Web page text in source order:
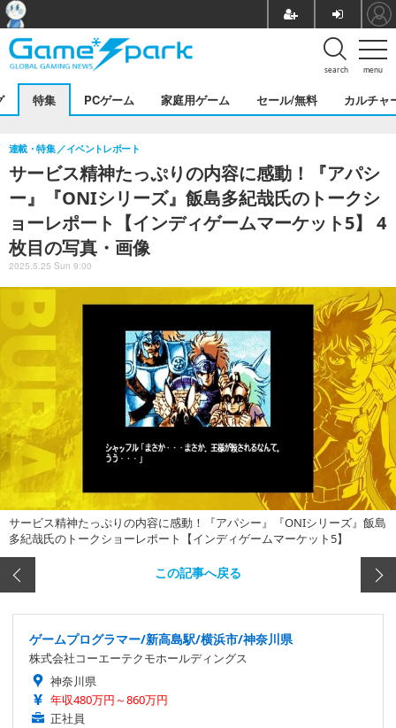
menu
search
特集 PCゲーム 家庭用ゲーム セール/無料 カルチャ
サービス精神たっぷりの内容に感動！『アパシ
ー』『ONIシリーズ』飯島多紀哉氏のトークシ
ョーレポート【インディゲームマーケット5】 4
枚目の写真・画像
連載・特集 イベントレポート
2025.5.25 Sun 9:00
サービス精神たっぷりの内容に感動！『アパシー』『ONIシリーズ』飯島
多紀哉氏のトークショーレポート【インディゲームマーケット5】
この記事へ戻る
ゲームプログラマー/新高島駅/横浜市/神奈川県
株式会社コーエーテクモホールディングス
神奈川県
年収480万円～860万円
正社員